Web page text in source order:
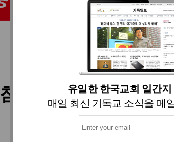
유일한 한국교회 일간
매일 최신 기독교 소식을 메
목회·신학 신학 입력
침신대, 2025학년도
‘오직 성령의 능력으로’ 주제로 말씀